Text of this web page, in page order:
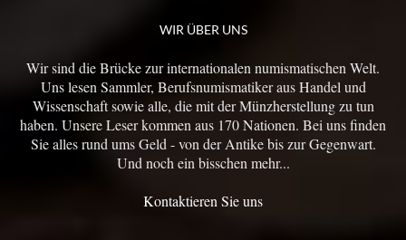
WIR ÜBER UNS
Wir sind die Brücke zur internationalen numismatischen Welt.
Uns lesen Sammler, Berufsnumismatiker aus Handel und
Wissenschaft sowie alle, die mit der Münzherstellung zu tun
haben. Unsere Leser kommen aus 170 Nationen. Bei uns finden
Sie alles rund ums Geld - von der Antike bis zur Gegenwart.
Und noch ein bisschen mehr...
Kontaktieren Sie uns